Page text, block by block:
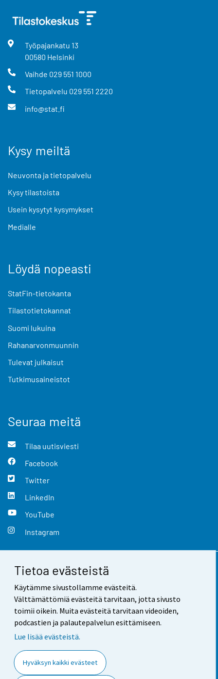
Tietoa evästeistä
Käytämme sivustollamme evästeitä.
Välttämättömiä evästeitä tarvitaan, jotta sivusto
toimii oikein. Muita evästeitä tarvitaan videoiden,
podcastien ja palautepalvelun esittämiseen.
Lue lisää evästeistä.
Hyväksyn kaikki evästeet
Työpajankatu 13
00580 Helsinki
Vaihde 029 551 1000
Tietopalvelu 029 551 2220
info@stat.fi
Kysy meiltä
Neuvonta ja tietopalvelu
Kysy tilastoista
Usein kysytyt kysymykset
Medialle
Löydä nopeasti
StatFin-tietokanta
Tilastotietokannat
Suomi lukuina
Rahanarvonmuunnin
Tulevat julkaisut
Tutkimusaineistot
Seuraa meitä
Tilaa uutisviesti
Facebook
Twitter
LinkedIn
YouTube
Instagram
Yhteystiedot
Palaute
Käyttöehdot
Saavutettavuus
Tietoa sivustosta